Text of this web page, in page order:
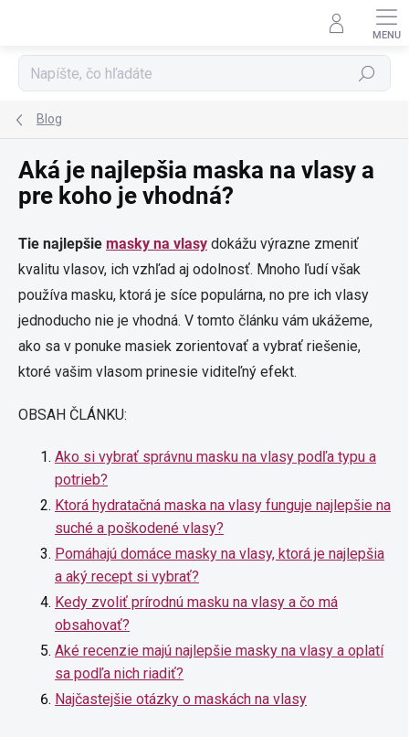
Hľadať
Blog
Aká je najlepšia maska na vlasy a
pre koho je vhodná?
Tie najlepšie masky na vlasy dokážu výrazne zmeniť
kvalitu vlasov, ich vzhľad aj odolnosť. Mnoho ľudí však
používa masku, ktorá je síce populárna, no pre ich vlasy
jednoducho nie je vhodná. V tomto článku vám ukážeme,
ako sa v ponuke masiek zorientovať a vybrať riešenie,
ktoré vašim vlasom prinesie viditeľný efekt.
OBSAH ČLÁNKU:
Ako si vybrať správnu masku na vlasy podľa typu a
potrieb?
Ktorá hydratačná maska na vlasy funguje najlepšie na
suché a poškodené vlasy?
Pomáhajú domáce masky na vlasy, ktorá je najlepšia
a aký recept si vybrať?
Kedy zvoliť prírodnú masku na vlasy a čo má
obsahovať?
Aké recenzie majú najlepšie masky na vlasy a oplatí
sa podľa nich riadiť?
Najčastejšie otázky o maskách na vlasy